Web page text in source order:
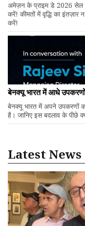
अमेज़न के प्राइम डे 2026
करें! कीमतों में वृद्धि का इंतज़ार
करें!
बेनक्यू भारत में आधे उपकरणों
बेनक्यू भारत में अपने उपकरणों
है। जानिए इस बदलाव के पीछे
Latest News